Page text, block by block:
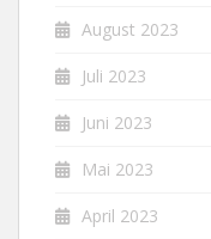
August 2023
Juli 2023
Juni 2023
Mai 2023
April 2023